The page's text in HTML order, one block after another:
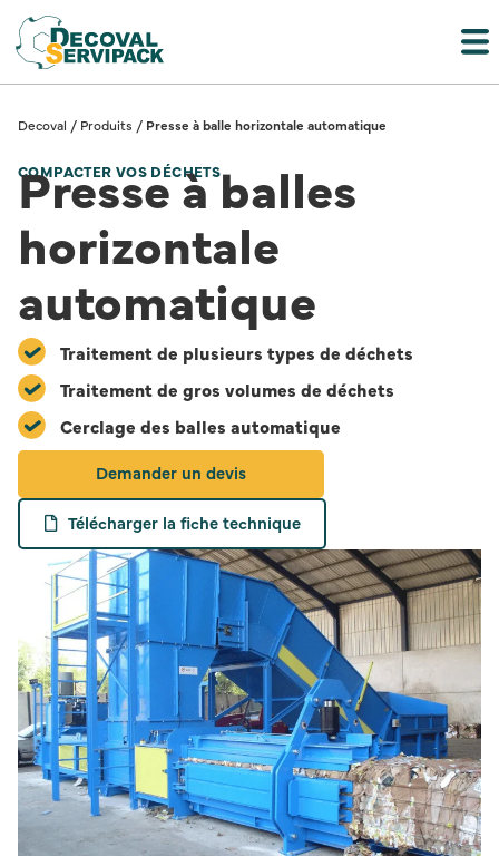
Decoval / Produits / Presse à balle horizontale automatique
COMPACTER VOS DÉCHETS
Presse à balles
horizontale
automatique
Traitement de plusieurs types de déchets
Traitement de gros volumes de déchets
Cerclage des balles automatique
Demander un devis
Télécharger la fiche technique